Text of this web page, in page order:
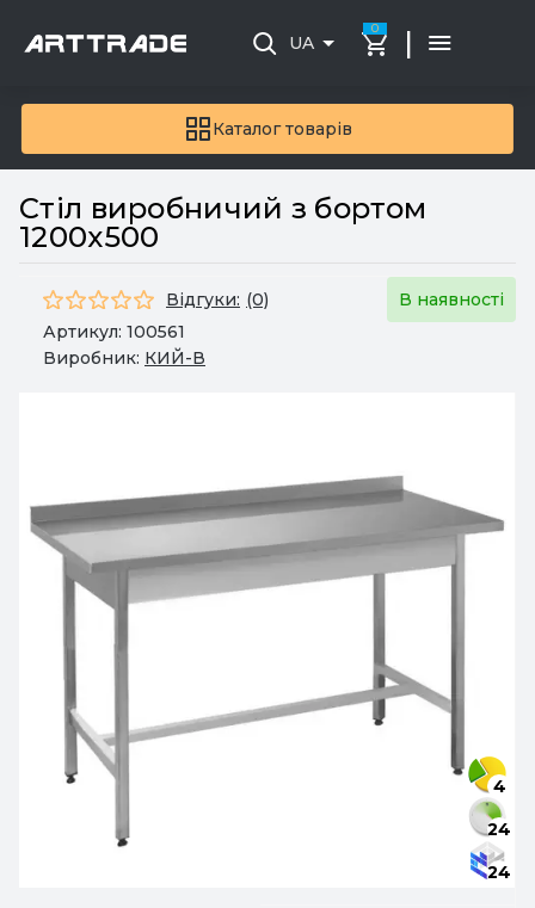
Каталог товарів
UA
0 |
Стіл виробничий з бортом
1200x500
Відгуки: (0)
В наявності
Артикул: 100561
Виробник: КИЙ-В
4
24
24